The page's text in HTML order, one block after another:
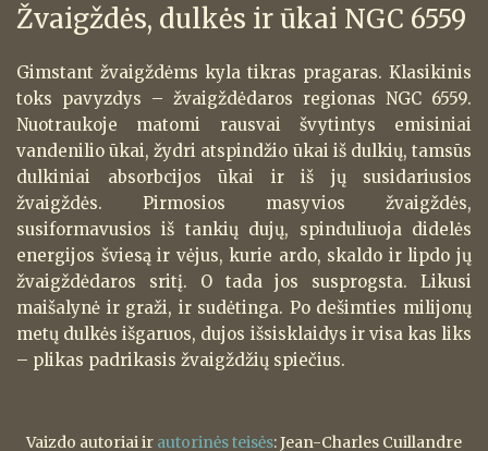
Žvaigždės, dulkės ir ūkai NGC 6559
Gimstant žvaigždėms kyla tikras pragaras. Klasikinis
toks pavyzdys – žvaigždėdaros regionas NGC 6559.
Nuotraukoje matomi rausvai švytintys emisiniai
vandenilio ūkai, žydri atspindžio ūkai iš dulkių, tamsūs
dulkiniai absorbcijos ūkai ir iš jų susidariusios
žvaigždės. Pirmosios masyvios žvaigždės,
susiformavusios iš tankių dujų, spinduliuoja didelės
energijos šviesą ir vėjus, kurie ardo, skaldo ir lipdo jų
žvaigždėdaros sritį. O tada jos susprogsta. Likusi
maišalynė ir graži, ir sudėtinga. Po dešimties milijonų
metų dulkės išgaruos, dujos išsisklaidys ir visa kas liks
– plikas padrikasis žvaigždžių spiečius.
Vaizdo autoriai ir autorinės teisės: Jean-Charles Cuillandre